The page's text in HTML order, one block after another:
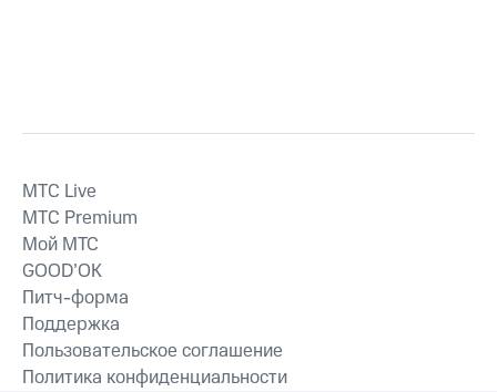
MTС Live
MTС Premium
Мой МТС
GOOD’OK
Питч-форма
Поддержка
Пользовательское соглашение
Политика конфиденциальности